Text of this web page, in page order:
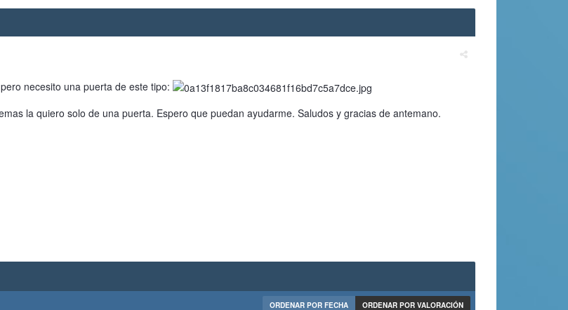
necesito una puerta de este tipo:
la quiero solo de una puerta. Espero que puedan ayudarme. Saludos y gracias de antemano.
ORDENAR POR VALORACIÓN
ORDENAR POR FECHA